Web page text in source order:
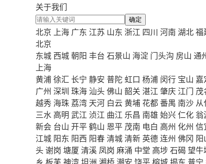
关于我们
确定
北京 上海 广东 江苏 山东 浙江 四川 河南 湖北福
北京
东城 西城朝阳 丰台 石景山 海淀 门头沟 房山 通
上海
黄浦徐汇 长宁 静安 普陀 虹口 杨浦 闵行 宝山 嘉
广州 深圳 珠海 汕头佛山 韶关 湛江 肇庆 江门 茂
越秀 海珠 荔湾 天河 白云黄埔 花都番禺 南沙 从
三水 高明 武江 浈江 曲江 乐昌 南雄 始兴仁化 翁
新会 台山 开平鹤山 恩平 茂南 电白 高州 化州 信
江城 阳东 阳西 阳春清城清新 英德连州 佛冈 阳
头谢岗 塘厦 清溪 凤岗 麻涌 中堂 高埗石碣 望牛
乡 板芙 神湾坦洲 湘桥潮安 饶平榕城揭东 普宁